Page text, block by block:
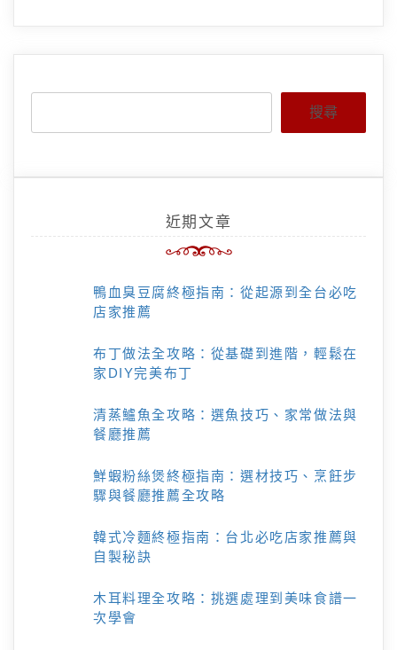
搜尋
近期文章
鴨血臭豆腐終極指南：從起源到全台必吃
店家推薦
布丁做法全攻略：從基礎到進階，輕鬆在
家DIY完美布丁
清蒸鱸魚全攻略：選魚技巧、家常做法與
餐廳推薦
鮮蝦粉絲煲終極指南：選材技巧、烹飪步
驟與餐廳推薦全攻略
韓式冷麵終極指南：台北必吃店家推薦與
自製秘訣
木耳料理全攻略：挑選處理到美味食譜一
次學會